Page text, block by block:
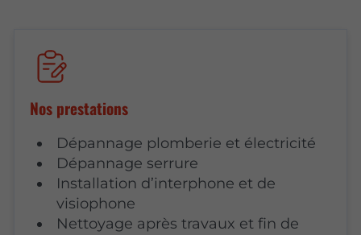
Nos prestations
Dépannage plomberie et électricité
Dépannage serrure
Installation d’interphone et de
visiophone
Nettoyage après travaux et fin de